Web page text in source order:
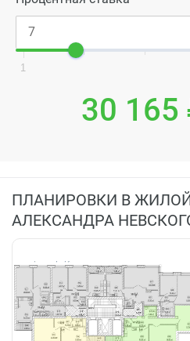
1
30 165
ПЛАНИРОВКИ В
АЛЕКСАНДРА